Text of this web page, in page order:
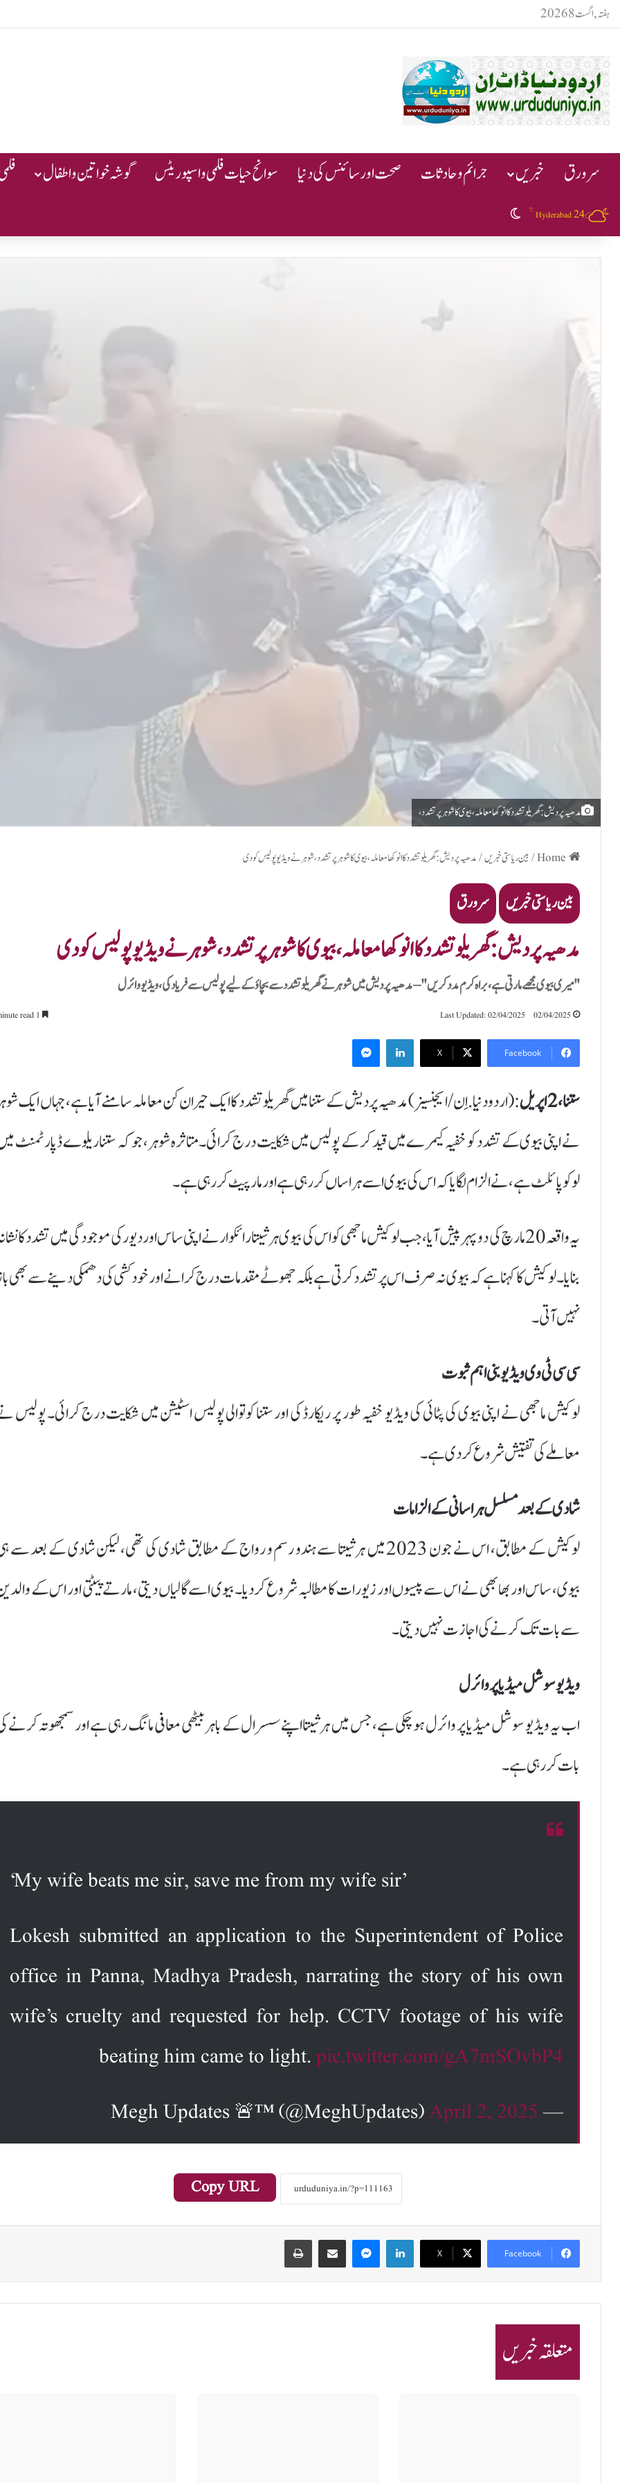
ہفتہ, اگست 8 2026
سرورق خبریں جرائم و حادثات صحت اور سائنس کی دنیا سوانح حیات فلمی و اسپوریٹس گوشہ خواتین و اطفال
Hyderabad24
℃
مدھیہ پردیش: گھریلو تشدد کا انوکھا معاملہ، بیوی کا شوہر پر تشدد،
/بین ریاستی خبریں/مدھیہ پردیش: گھریلو تشدد کا انوکھا معاملہ، بیوی کا شوہر پر تشدد، شوہر نے ویڈیو پولیس کو دی
بین ریاستی خبریں سرورق
مدھیہ پردیش: گھریلو تشدد کا انوکھا معاملہ، بیوی کا شوہر پر تشدد، شوہر نے ویڈیو پولیس کو دی
"میری بیوی مجھے مارتی ہے، براہ کرم مدد کریں" – مدھیہ پردیش میں شوہر نے گھریلو تشدد سے بچاؤ کے لیے پولیس سے فریاد کی، ویڈیو وائرل
02/04/2025
Last Updated: 02/04/2025
Facebook
X
LinkedIn
ستنا، 2 اپریل
:(اردودنیا.اِن/ایجنسیز) مدھیہ پردیش کے ستنا میں گھریلو تشدد کا ایک حیران کن معاملہ سامنے آیا ہے، جہاں ایک
نے اپنی بیوی کے تشدد کو خفیہ کیمرے میں قید کر کے پولیس میں شکایت درج کرائی۔ متاثرہ شوہر، جو کہ ستنا ریلوے ڈپارٹمنٹ
لوکو پائلٹ ہے، نے الزام لگایا کہ اس کی بیوی اسے ہراساں کر رہی ہے اور مار پیٹ کر رہی ہے۔
یہ واقعہ 20 مارچ کی دوپہر پیش آیا، جب لوکیش ماجھی کو اس کی بیوی ہرشیتا رائکوار نے اپنی ساس اور دیور کی موجودگی میں تشدد کا
بنایا۔ لوکیش کا کہنا ہے کہ بیوی نہ صرف اس پر تشدد کرتی ہے بلکہ جھوٹے مقدمات درج کرانے اور خودکشی کی دھمکی دینے سے بھی
نہیں آتی۔
سی سی ٹی وی ویڈیو بنی اہم ثبوت
لوکیش ماجھی نے اپنی بیوی کی پٹائی کی ویڈیو خفیہ طور پر ریکارڈ کی اور ستنا کوتوالی پولیس اسٹیشن میں شکایت درج کرائی۔ پولیس
معاملے کی تفتیش شروع کر دی ہے۔
شادی کے بعد مسلسل ہراسانی کے الزامات
لوکیش کے مطابق، اس نے جون 2023 میں ہرشیتا سے ہندو رسم و رواج کے مطابق شادی کی تھی، لیکن شادی کے بعد سے
بیوی، ساس اور بھابھی نے اس سے پیسوں اور زیورات کا مطالبہ شروع کر دیا۔ بیوی اسے گالیاں دیتی، مارتے پیٹتی اور اس کے
سے بات تک کرنے کی اجازت نہیں دیتی۔
ویڈیو سوشل میڈیا پر وائرل
اب یہ ویڈیو سوشل میڈیا پر وائرل ہو چکی ہے، جس میں ہرشیتا اپنے سسرال کے باہر بیٹھی معافی مانگ رہی ہے اور سمجھوتہ کرنے
بات کر رہی ہے۔
‘My wife beats me sir, save me from my wife sir’
Lokesh submitted an application to the Superintendent of Police
office in Panna, Madhya Pradesh, narrating the story of his own
wife’s cruelty and requested for help. CCTV footage of his wife
beating him came to light.pic.twitter.com/gA7mSOvbP4
— Megh Updates 🚨™ (@MeghUpdates)
April 2, 2025
Copy URL
Facebook
X
LinkedIn
متعلقہ خبریں